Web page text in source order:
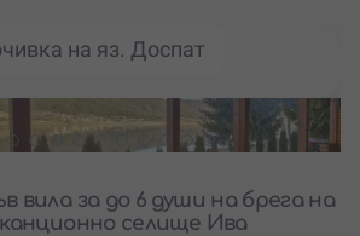
на яз. Доспат
вила за до 6 души на брега на
селище Ива